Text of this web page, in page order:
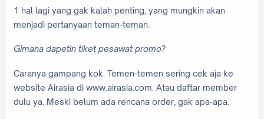
1 hal lagi yang gak kalah penting, yang mungkin akan
menjadi pertanyaan teman-teman.
Gimana dapetin tiket pesawat promo?
Caranya gampang kok. Temen-temen sering cek aja ke
website Airasia di www.airasia.com. Atau daftar member
dulu ya. Meski belum ada rencana order, gak apa-apa.